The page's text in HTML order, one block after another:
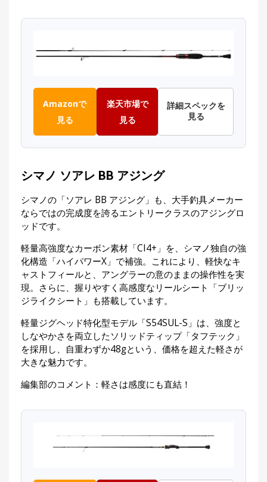
Amazonで
見る
楽天市場で
見る
詳細スペックを
見る
シマノ ソアレ BB アジング
シマノの「ソアレ BB アジング」も、大手釣具メーカー
ならではの完成度を誇るエントリークラスのアジングロ
ッドです。
軽量高強度なカーボン素材「CI4+」を、シマノ独自の強
化構造「ハイパワーX」で補強。これにより、軽快なキ
ャストフィールと、アングラーの意のままの操作性を実
現。さらに、握りやすく高感度なリールシート「ブリッ
ジライクシート」も搭載しています。
軽量ジグヘッド特化型モデル「S54SUL-S」は、強度と
しなやかさを両立したソリッドティップ「タフテック」
を採用し、自重わずか48gという、価格を超えた軽さが
大きな魅力です。
編集部のコメント：軽さは感度にも直結！